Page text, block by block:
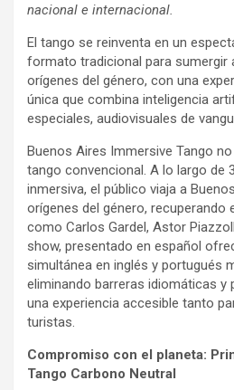
nacional e internacional.
El tango se reinventa en un
formato tradicional para sumergir
orígenes del género, con una
única que combina inteligencia
especiales, audiovisuales de
Buenos Aires Immersive Tango
tango convencional. A lo largo de
inmersiva, el público viaja a
orígenes del género, recuperando
como Carlos Gardel, Astor
show, presentado en español
simultánea en inglés y portugués
eliminando barreras idiomáticas
una experiencia accesible tanto
turistas.
Compromiso con el planeta:
Tango Carbono Neutral